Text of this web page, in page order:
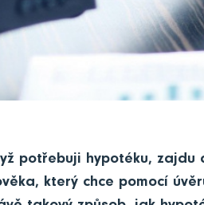
potřebuji hypotéku,
který chce pomocí